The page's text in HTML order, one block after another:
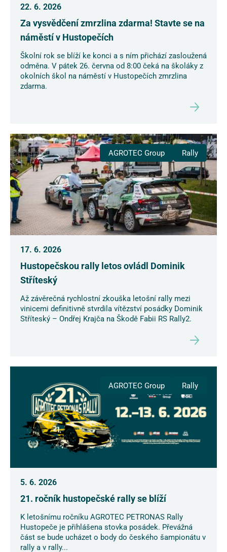
22. 6. 2026
Za vysvědčení zmrzlina zdarma! Stavte se na
náměstí v Hustopečích
Školní rok se blíží ke konci a s ním přichází zasloužená
odměna. V pátek 26. června od 8:00 čeká na školáky z
okolních škol na náměstí v Hustopečích zmrzlina
zdarma.
AGROTEC Group Rally
17. 6. 2026
Hustopečskou rally letos ovládl Dominik
Stříteský
Až závěrečná rychlostní zkouška letošní rally mezi
vinicemi definitivně stvrdila vítězství posádky Dominik
Stříteský – Ondřej Krajča na Škodě Fabii RS Rally2.
AGROTEC Group Rally
5. 6. 2026
21. ročník hustopečské rally se blíží
K letošnímu ročníku AGROTEC PETRONAS Rally
Hustopeče je přihlášena stovka posádek. Převážná
část se bude ucházet o body do českého šampionátu v
rally a v rally...